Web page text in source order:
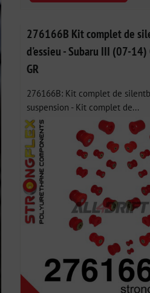
276166B Kit complet de
d'essieu - Subaru III (07-14)
GR
276166B: Kit complet de
suspension - Kit complet de...